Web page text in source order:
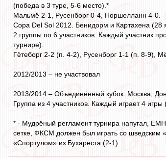
(победа в 3 туре, 5-6 место).*
Мальмё 2-1, Русенборг 0-4, Норшелланн 4-0.
Copa Del Sol 2012. Бенидорм и Картахена (28
2 группы по 6 участников. Каждый участник
турнире).
Гётеборг 2-2 (п. 4-2), Русенборг 1-1 (п. 8-9),
2012/2013 – не участвовал
2013/2014 – Объединённый кубок. Москва,
Группа из 4 участников. Каждый играет 4
* - Мудрёный регламент турнира напугал,
сетке, ФКСМ должен был играть со шведским
«Спортулом» из Бухареста (2-1) .